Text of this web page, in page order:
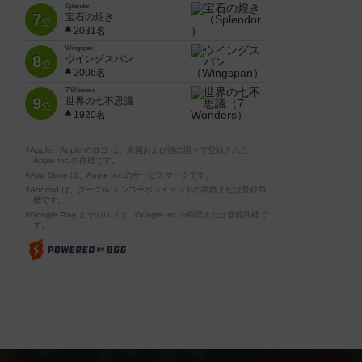
7位
Splendor
宝石の煌き
2031名
8位
Wingspan
ウイングスパン
2006名
9位
7 Wonders
世界の七不思議
1920名
※Apple、Apple のロゴ は、米国および他の国々で登録された
Apple Inc.の商標です。
※App Store は、Apple Inc.のサービスマークです。
※Android は、グーグル インコーポレイテッドの商標または登録商
標です。
※Google Play とそのロゴは、Google Inc.の商標または登録商標で
す。